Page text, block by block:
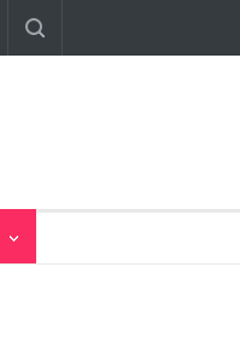
Effaçons définitivement la